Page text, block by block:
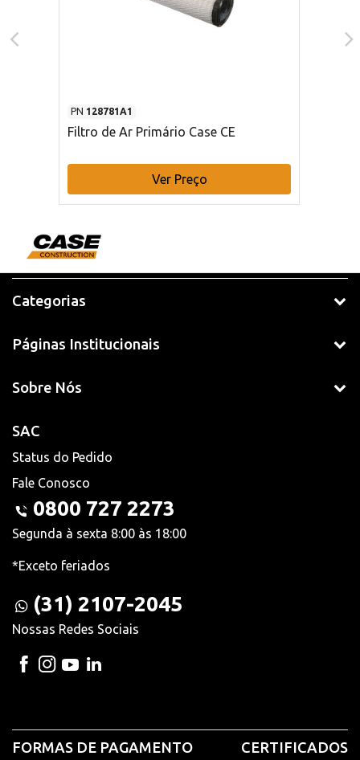
PN 128781A1
Filtro de Ar Primário Case CE
Ver Preço
Categorias
Páginas Institucionais
Sobre Nós
SAC
Status do Pedido
Fale Conosco
0800 727 2273
Segunda à sexta 8:00 às 18:00
*Exceto feriados
(31) 2107-2045
Nossas Redes Sociais
FORMAS DE PAGAMENTO CERTIFICADOS